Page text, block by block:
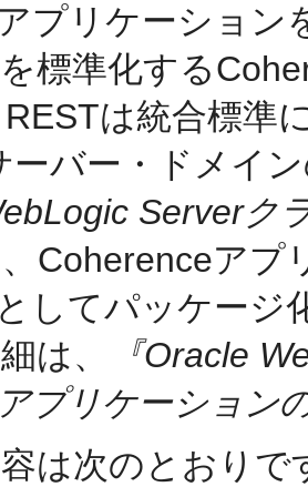
プリケーション
標準化する
は統合標準
ーバー・ドメイ
Serverク
Coherenceアプ
してパッケージ
は、
『Oracle
プリケーション
は次のとおりで